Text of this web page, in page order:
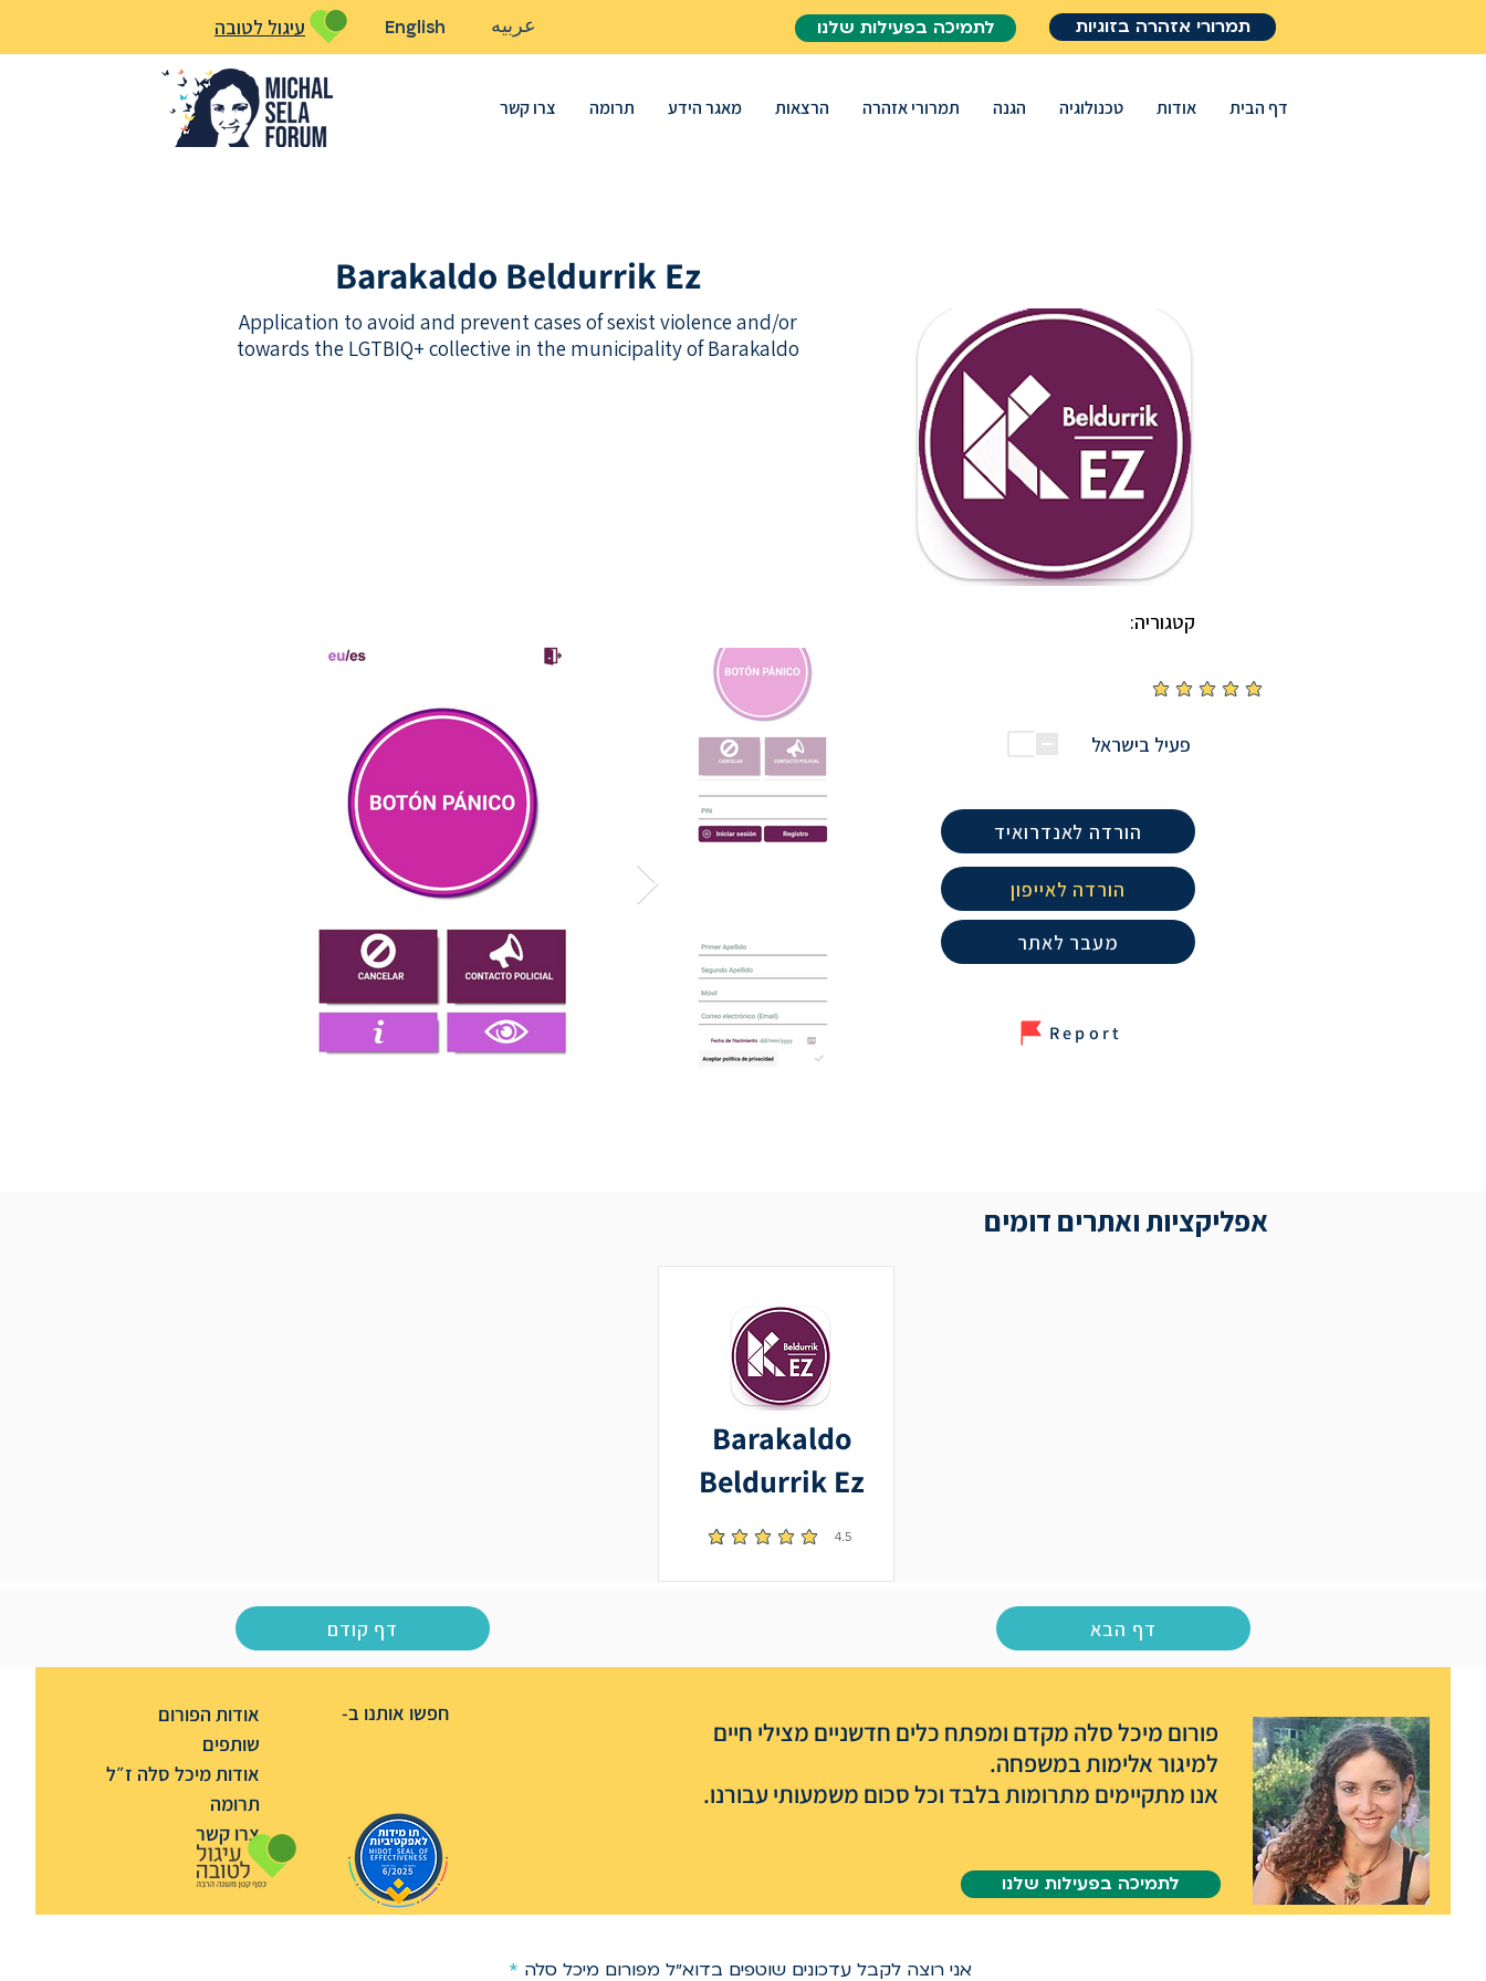
תמרורי אזהרה בזוגיות לתמיכה בפעילות שלנו عربيه English עיגול לטובה
דף הבית אודות טכנולוגיה הגנה תמרורי אזהרה הרצאות מאגר הידע תרומה צרו קשר
Barakaldo Beldurrik Ez
Application to avoid and prevent cases of sexist violence and/or
towards the LGTBIQ+ collective in the municipality of Barakaldo
קטגוריה:
אין עדיין דירוגים
פעיל בישראל
הורדה לאנדרואיד
הורדה לאייפון
מעבר לאתר
Report
אפליקציות ואתרים דומים
Barakaldo
Beldurrik Ez
4.5 הדירוג הממוצא הוא 4.5 מתוך 5
דף הבא דף קודם
אודות הפורום
שותפים
אודות מיכל סלה ז״ל
תרומה
צרו קשר
חפשו אותנו ב-
פורום מיכל סלה מקדם ומפתח כלים חדשניים מצילי חיים
למיגור אלימות במשפחה.
אנו מתקיימים מתרומות בלבד וכל סכום משמעותי עבורנו.
לתמיכה בפעילות שלנו
אני רוצה לקבל עדכונים שוטפים בדוא״ל מפורום מיכל סלה